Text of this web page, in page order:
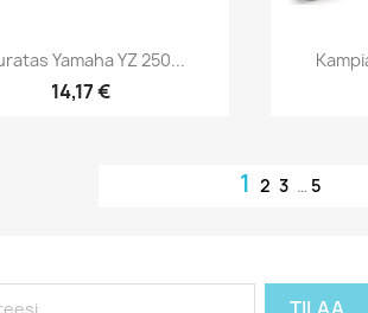
Pikakatselu
Yamaha YZ 250...
14,17 €
123 … 5